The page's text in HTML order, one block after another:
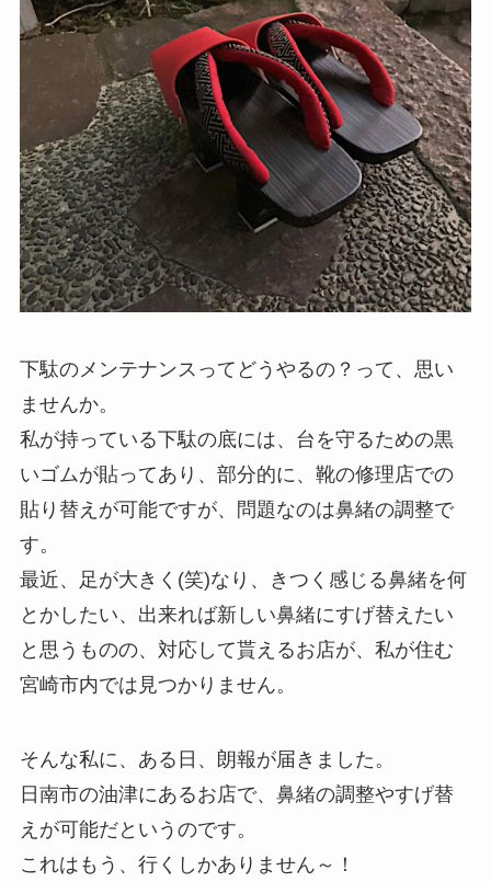
下駄のメンテナンスってどうやるの？って、思い
ませんか。
私が持っている下駄の底には、台を守るための黒
いゴムが貼ってあり、部分的に、靴の修理店での
貼り替えが可能ですが、問題なのは鼻緒の調整で
す。
最近、足が大きく(笑)なり、きつく感じる鼻緒を何
とかしたい、出来れば新しい鼻緒にすげ替えたい
と思うものの、対応して貰えるお店が、私が住む
宮崎市内では見つかりません。
そんな私に、ある日、朗報が届きました。
日南市の油津にあるお店で、鼻緒の調整やすげ替
えが可能だというのです。
これはもう、行くしかありません～！